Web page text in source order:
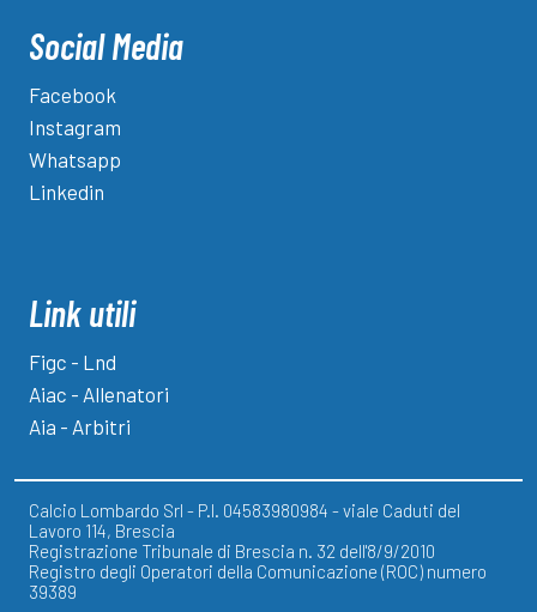
Social Media
Facebook
Instagram
Whatsapp
Linkedin
Link utili
Figc - Lnd
Aiac - Allenatori
Aia - Arbitri
Calcio Lombardo Srl - P.I. 04583980984 - viale Caduti del
Lavoro 114, Brescia
Registrazione Tribunale di Brescia n. 32 dell'8/9/2010
Registro degli Operatori della Comunicazione (ROC) numero
39389